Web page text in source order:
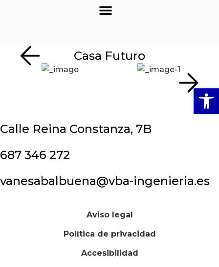
Casa Futuro
Calle Reina Constanza, 7B
687 346 272
vanesabalbuena@vba-ingenieria.es
Aviso legal
Política de privacidad
Accesibilidad